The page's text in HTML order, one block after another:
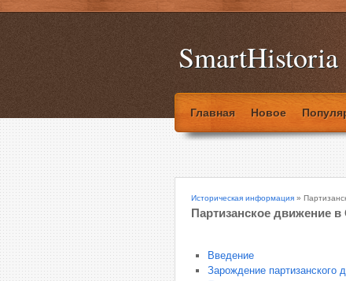
SmartHistoria
Главная Новое
Историческая информация »
Партизанское движение в
Введение
Зарождение